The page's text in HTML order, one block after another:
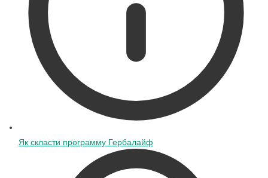
Як скласти программу Гербалайф